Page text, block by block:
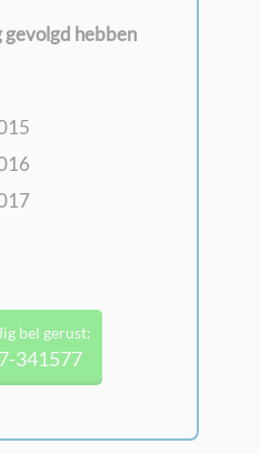
gevolgd hebben
bel gerust:
341577